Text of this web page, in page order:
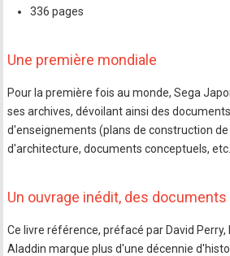
336 pages
Une première mondiale
Pour la première fois au monde, Sega
ses archives, dévoilant ainsi des
d'enseignements (plans de construction
d'architecture, documents conceptuels,
Un ouvrage inédit, des
Ce livre référence, préfacé par David Perry,
Aladdin marque plus d'une décennie